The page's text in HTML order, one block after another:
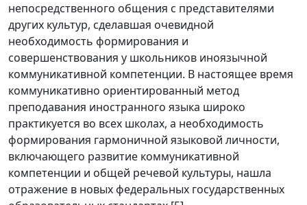
непосредственного общения с представителями
других культур, сделавшая очевидной
необходимость формирования и
совершенствования у школьников иноязычной
коммуникативной компетенции. В настоящее время
коммуникативно ориентированный метод
преподавания иностранного языка широко
практикуется во всех школах, а необходимость
формирования гармоничной языковой личности,
включающего развитие коммуникативной
компетенции и общей речевой культуры, нашла
отражение в новых федеральных государственных